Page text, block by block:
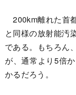
200km離れた首
と同様の放射能汚
である。もちろん
が、通常より5倍
かるだろう。